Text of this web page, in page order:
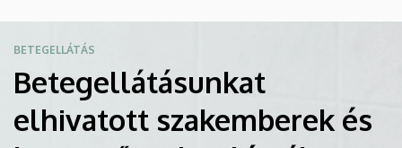
Központban.
BETEGELLÁTÁS
Betegellátásunkat
elhivatott szakemberek és